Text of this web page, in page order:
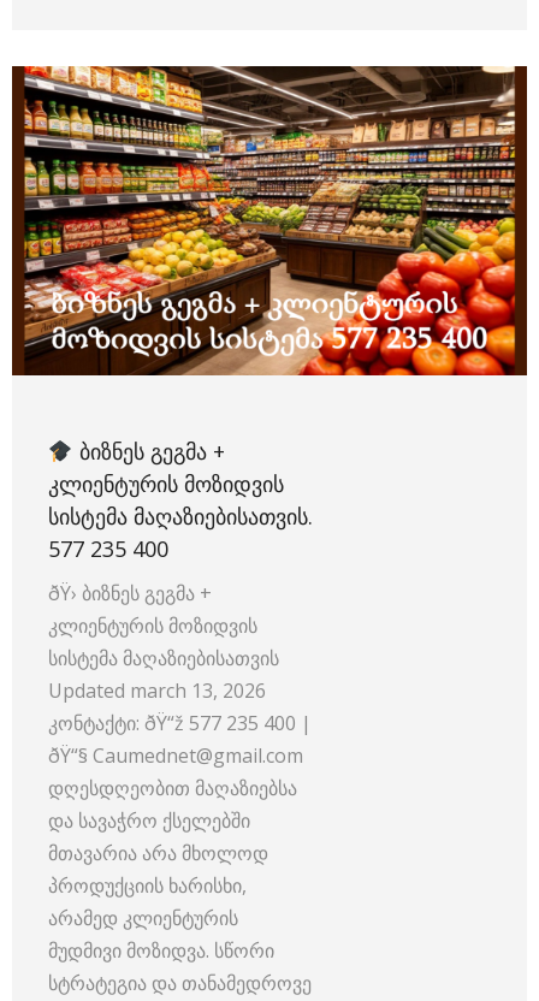
ᲑᲘᲖᲜᲔᲡ ᲒᲔᲒᲛᲐ +
ᲙᲚᲘᲔᲜᲢᲣᲠᲘᲡ ᲛᲝᲖᲘᲓᲕᲘᲡ
ᲡᲘᲡᲢᲔᲛᲐ ᲛᲐᲦᲐᲖᲘᲔᲑᲘᲡᲐᲗᲕᲘᲡ.
577 235 400
ðŸ›️ ბიზნეს გეგმა +
კლიენტურის მოზიდვის
სისტემა მაღაზიებისათვის
Updated march 13, 2026
კონტაქტი: ðŸ“ž 577 235 400 |
ðŸ“§ Caumednet@gmail.com
დღესდღეობით მაღაზიებსა
და სავაჭრო ქსელებში
მთავარია არა მხოლოდ
პროდუქციის ხარისხი,
არამედ კლიენტურის
მუდმივი მოზიდვა. სწორი
სტრატეგია და თანამედროვე